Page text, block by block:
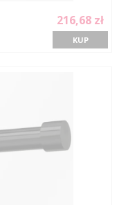
216,68 zł
KUP